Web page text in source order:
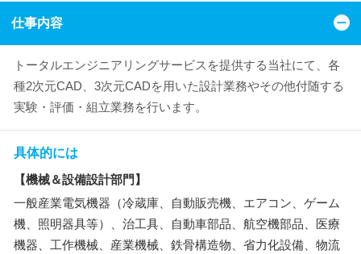
仕事内容
トータルエンジニアリングサービスを提供する当社にて、各
種2次元CAD、3次元CADを用いた設計業務やその他付随する
実験・評価・組立業務を行います。
具体的には
【機械＆設備設計部門】
一般産業電気機器（冷蔵庫、自動販売機、エアコン、ゲーム
機、照明器具等）、治工具、自動車部品、航空機部品、医療
機器、工作機械、産業機械、鉄骨構造物、省力化設備、物流